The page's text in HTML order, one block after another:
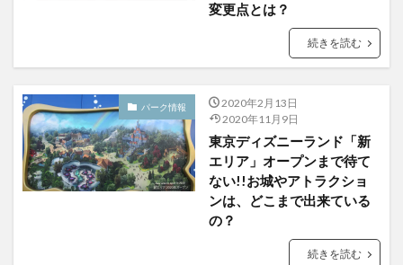
変更点とは？
続きを読む
パーク情報
2020年2月13日
2020年11月9日
東京ディズニーランド「新
エリア」オープンまで待て
ない!!お城やアトラクショ
ンは、どこまで出来ている
の？
続きを読む